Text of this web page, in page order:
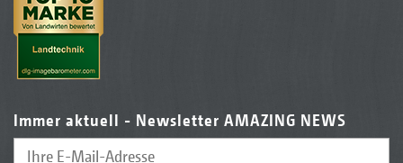
Immer aktuell - Newsletter AMAZING NEWS